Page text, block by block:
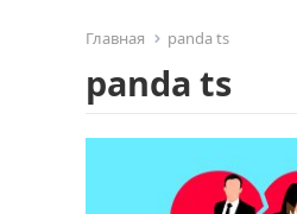
Главная panda ts
panda ts